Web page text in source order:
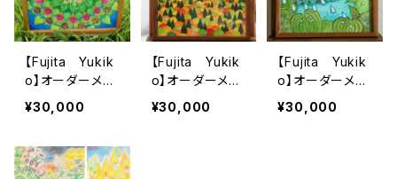
【Fujita Yukik
o】オーダーメイ
ド＊運気を高め
る四柱推命イラ
乙未）
¥30,000
【Fujita Yukik
o】オーダーメイ
ド＊運気を高め
る四柱推命イラ
¥30,000
【Fujita Yukik
o】オーダーメイ
ド＊運気を高め
る四柱推命イラ
¥30,000